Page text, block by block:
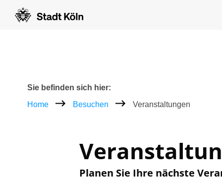
Breadcrumb
Sie befinden sich hier:
Home
Besuchen Veranstaltungen
Planen Sie Ihre nächste